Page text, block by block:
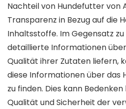
Nachteil von Hundefutter von
Transparenz in Bezug auf die
Inhaltsstoffe. Im Gegensatz
detaillierte Informationen
Qualität ihrer Zutaten liefern,
diese Informationen über das
zu finden. Dies kann
Qualität und Sicherheit der